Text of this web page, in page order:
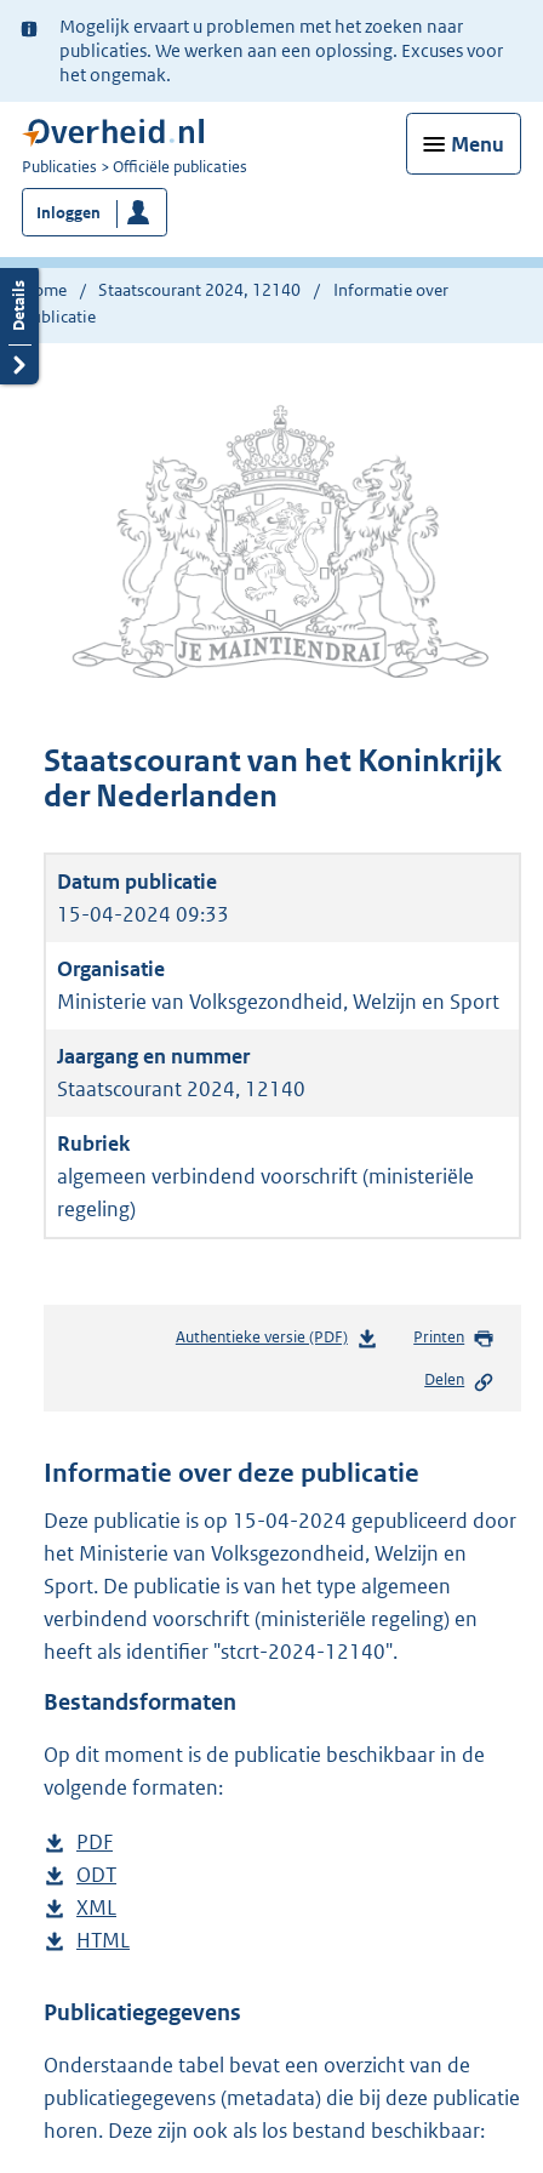
Ter
informatie:
Mogelijk ervaart u problemen met het zoeken naar
publicaties. We werken aan een oplossing. Excuses voor
het ongemak.
Menu
U
bent
nu
hier:
Publicaties Officiële publicaties
Inloggen
Home Staatscourant 2024, 12140
Informatie over
publicatie
Staatscourant van het Koninkrijk
der Nederlanden
15-04-2024 09:33
Ministerie van Volksgezondheid, Welzijn en Sport
Staatscourant 2024, 12140
algemeen verbindend voorschrift (ministeriële
regeling)
Authentieke versie (PDF)b
n
s
g
r
o
o
t
Printen
Delen
Informatie over deze publicatie
Deze publicatie is op 15-04-2024 gepubliceerd door
het Ministerie van Volksgezondheid, Welzijn en
Sport. De publicatie is van het type algemeen
verbindend voorschrift (ministeriële regeling) en
heeft als identifier "stcrt-2024-12140".
Bestandsformaten
Op dit moment is de publicatie beschikbaar in de
volgende formaten:
D
o
w
n
o
d
p
u
PDF
e
s
t
n
s
g
r
D
o
w
l
a
d
p
ODT
s
a
d
s
g
D
o
n
o
a
d
XML
e
t
n
d
s
D
w
l
o
a
HTML
s
a
n
d
Publicatiegegevens
Onderstaande tabel bevat een overzicht van de
publicatiegegevens (metadata) die bij deze publicatie
horen. Deze zijn ook als los bestand beschikbaar: